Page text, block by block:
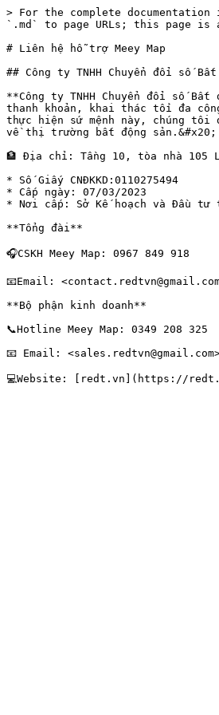
> For the complete
`.md` to page URLs; this page is
# Liên hệ hỗ trợ Meey Map
## ​Công ty TNHH Chuyển đổi số
**Công ty TNHH Chuyển đổi số
thanh khoản, khai thác tối đa
thực hiện sứ mệnh này, chúng tôi
về thị trường bất động sản.&#x20;
🏦 Địa chỉ: Tầng 10, tòa nhà 105
* Số Giấy CNĐKKD:0110275494
* Cấp ngày: 07/03/2023
* Nơi cấp: Sở Kế hoạch và Đầu tư
**Tổng đài**
🎧CSKH Meey Map: 0967 849 918
​📧Email:
**Bộ phận kinh doanh**
📞Hotline Meey Map: 0349 208 325​
​📧 Email: